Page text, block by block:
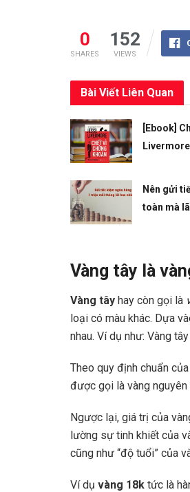
0
SHARES
152
VIEWS
Bài Viết Liên Quan
[Ebook]
Nên gửi
toàn mà
Vàng tây là
Vàng tây hay còn gọi là
loại có màu khác. Dựa
nhau. Ví dụ như: Vàng
Theo quy định chuẩn
được gọi là vàng nguyên
Ngược lại, giá trị của
lường sự tinh khiết của
cũng như “độ tuổi” của
Ví dụ vàng 18k tức là